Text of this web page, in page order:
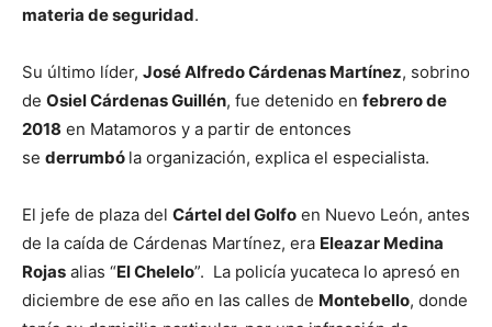
materia de seguridad.
Su último líder, José Alfredo Cárdenas Martínez, sobrino
de Osiel Cárdenas Guillén, fue detenido en febrero de
2018 en Matamoros y a partir de entonces
se derrumbó la organización, explica el especialista.
El jefe de plaza del Cártel del Golfo en Nuevo León, antes
de la caída de Cárdenas Martínez, era Eleazar Medina
Rojas alias “El Chelelo”. La policía yucateca lo apresó en
diciembre de ese año en las calles de Montebello, donde